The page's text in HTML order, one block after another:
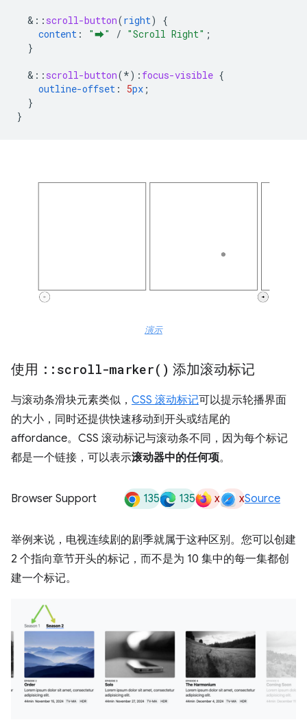
& :: scroll-button(right)
{
content : "⮕" / "Scroll Right" ;
}
& :: scroll-button(*) : focus-visible {
outline-offset : 5px ;
}
}
演示
使用 :: scroll-marker( ) 添加滚动标记
与滚动条滑块元素类似， CSS 滚动标记可以提示轮播界面
的大小，同时还提供快速移动到开头或结尾的
affordance。CSS 滚动标记与滚动条不同，因为每个标记
都是一个链接，可以表示滚动器中的任何项。
Browser Support 135 135 x xSource
举例来说，电视连续剧的剧季就属于这种区别。您可以创建
2 个指向章节开头的标记，而不是为 10 集中的每一集都创
建一个标记。